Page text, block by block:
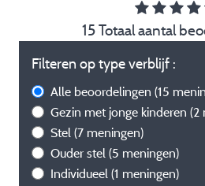
15 Totaal aantal
Filteren op type verblijf :
Alle beoordelingen (15
Gezin met jonge kinderen (2
Stel (7 meningen)
Ouder stel (5 meningen)
Individueel (1 meningen)